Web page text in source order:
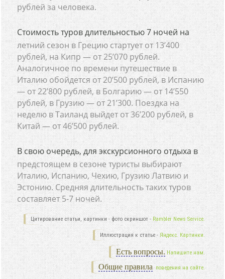
рублей за человека.
Стоимость туров длительностью 7 ночей на
летний сезон в Грецию стартует от 13’400
рублей, на Кипр — от 25’070 рублей.
Аналогичное по времени путешествие в
Италию обойдется от 20’500 рублей, в Испанию
— от 22’800 рублей, в Болгарию — от 14’550
рублей, в Грузию — от 21’300. Поездка на
неделю в Таиланд выйдет от 36’200 рублей, в
Китай — от 46’500 рублей.
В свою очередь, для экскурсионного отдыха в
предстоящем в сезоне туристы выбирают
Италию, Испанию, Чехию, Грузию Латвию и
Эстонию. Средняя длительность таких туров
составляет 5-7 ночей.
Цитирование статьи, картинки - фото скриншот - Rambler News Service.
Иллюстрация к статье - Яндекс. Картинки.
Есть вопросы. Напишите нам.
Общие правила поведения на сайте.